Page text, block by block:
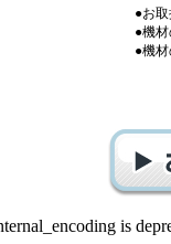
●お
●機
●機
is